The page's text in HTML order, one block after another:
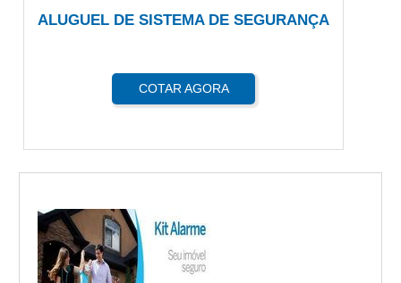
ALUGUEL DE SISTEMA DE SEGURANÇA
COTAR AGORA